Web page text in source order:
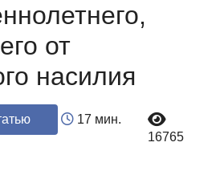
от
насилия
17 мин.
16765